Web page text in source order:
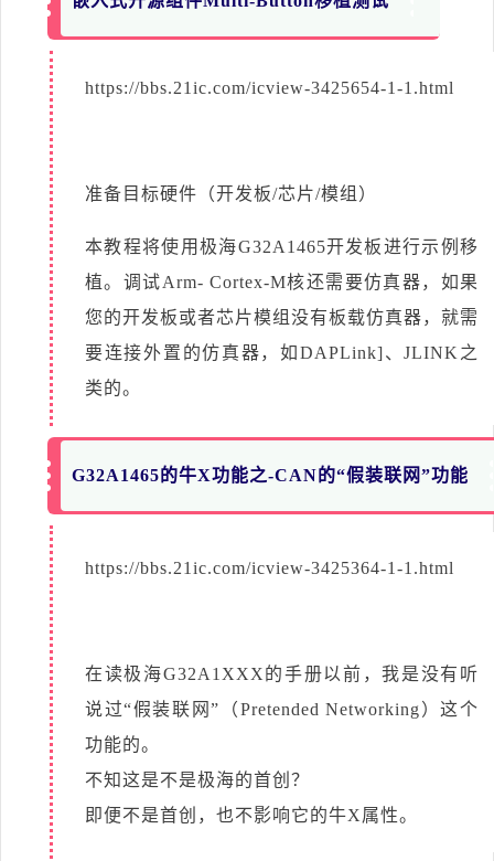
https://bbs.21ic.com/icview-3425654-1-1.html
准备目标硬件（开发板/芯片/模组）
本教程将使用极海G32A1465开发板进行示例移
植。调试Arm- Cortex-M核还需要仿真器，如果
您的开发板或者芯片模组没有板载仿真器，就需
要连接外置的仿真器，如DAPLink]、JLINK之
类的。
G32A1465的牛X功能之-CAN的“假装联网”功能
https://bbs.21ic.com/icview-3425364-1-1.html
在读极海G32A1XXX的手册以前，我是没有听
说过“假装联网”（Pretended Networking）这个
功能的。
不知这是不是极海的首创？
即便不是首创，也不影响它的牛X属性。